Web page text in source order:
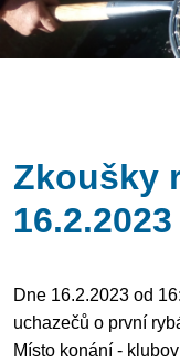
Zkoušky
16.2.2023
Dne 16.2.2023 od
uchazečů o první
Místo konání -